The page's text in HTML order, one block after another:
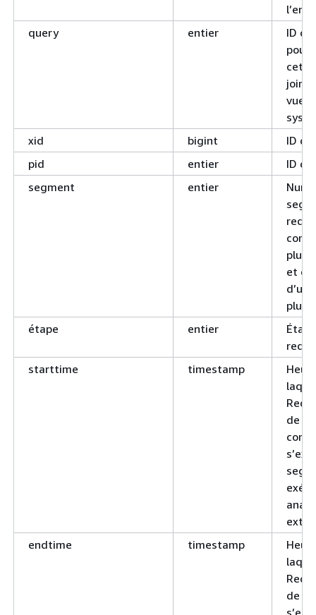
query
entier
ID
cette
vues
xid
bigint
ID
pid
entier
ID
segment
entier
et
étape
entier
starttime
timestamp
de
endtime
timestamp
de